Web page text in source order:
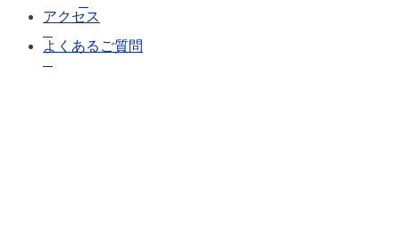
アクセス
よくあるご質問